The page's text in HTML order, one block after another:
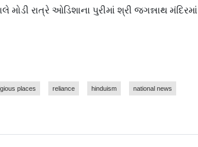
રાત્રે ઓડિશાના પુરીમાં શ્રી જગન્નાથ મંદિરમાં
places reliance hinduism national news